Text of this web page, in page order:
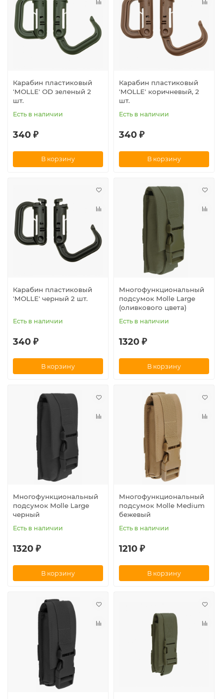
Карабин пластиковый
'MOLLE' OD зеленый 2
шт.
Есть в наличии
340 ₽
В корзину
Карабин пластиковый
'MOLLE' коричневый, 2
шт.
Есть в наличии
340 ₽
В корзину
Карабин пластиковый
'MOLLE' черный 2 шт.
Есть в наличии
340 ₽
В корзину
Многофункциональный
подсумок Molle Large
(оливкового цвета)
Есть в наличии
1320 ₽
В корзину
Многофункциональный
подсумок Molle Large
черный
Есть в наличии
1320 ₽
В корзину
Многофункциональный
подсумок Molle Medium
бежевый
Есть в наличии
1210 ₽
В корзину